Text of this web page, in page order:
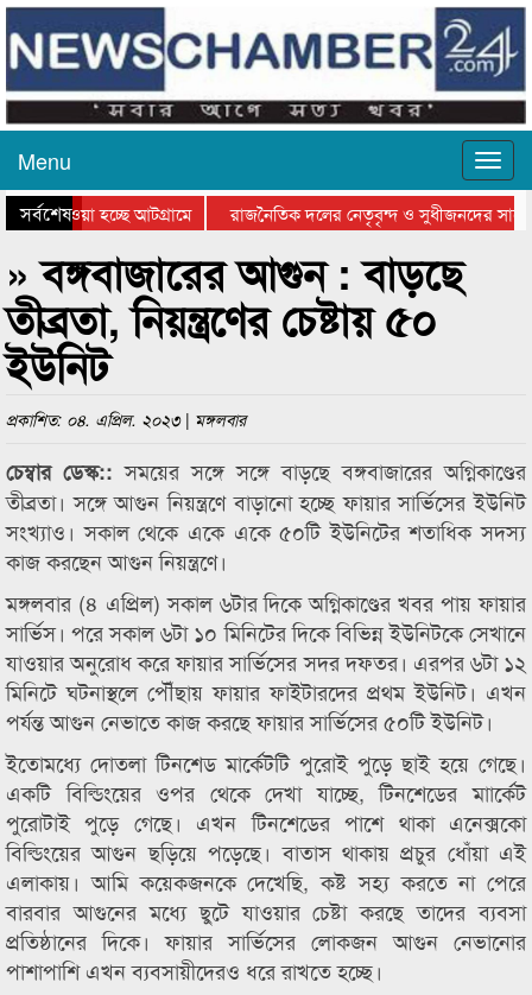
Menu
সর্বশেষ
যাওয়া হচ্ছে আটগ্রামে
রাজনৈতিক দলের নেতৃবৃন্দ ও সুধীজনদের সাথে
» বঙ্গবাজারের আগুন : বাড়ছে
তীব্রতা, নিয়ন্ত্রণের চেষ্টায় ৫০
ইউনিট
প্রকাশিত: ০৪. এপ্রিল. ২০২৩ | মঙ্গলবার
চেম্বার ডেস্ক::সময়ের সঙ্গে সঙ্গে বাড়ছে বঙ্গবাজারের অগ্নিকাণ্ডের
তীব্রতা। সঙ্গে আগুন নিয়ন্ত্রণে বাড়ানো হচ্ছে ফায়ার সার্ভিসের ইউনিট
সংখ্যাও। সকাল থেকে একে একে ৫০টি ইউনিটের শতাধিক সদস্য
কাজ করছেন আগুন নিয়ন্ত্রণে।
মঙ্গলবার (৪ এপ্রিল) সকাল ৬টার দিকে অগ্নিকাণ্ডের খবর পায় ফায়ার
সার্ভিস। পরে সকাল ৬টা ১০ মিনিটের দিকে বিভিন্ন ইউনিটকে সেখানে
যাওয়ার অনুরোধ করে ফায়ার সার্ভিসের সদর দফতর। এরপর ৬টা ১২
মিনিটে ঘটনাস্থলে পৌঁছায় ফায়ার ফাইটারদের প্রথম ইউনিট। এখন
পর্যন্ত আগুন নেভাতে কাজ করছে ফায়ার সার্ভিসের ৫০টি ইউনিট।
ইতোমধ্যে দোতলা টিনশেড মার্কেটটি পুরোই পুড়ে ছাই হয়ে গেছে।
একটি বিল্ডিংয়ের ওপর থেকে দেখা যাচ্ছে, টিনশেডের মাার্কেট
পুরোটাই পুড়ে গেছে। এখন টিনশেডের পাশে থাকা এনেক্সকো
বিল্ডিংয়ের আগুন ছড়িয়ে পড়েছে। বাতাস থাকায় প্রচুর ধোঁয়া এই
এলাকায়। আমি কয়েকজনকে দেখেছি, কষ্ট সহ্য করতে না পেরে
বারবার আগুনের মধ্যে ছুটে যাওয়ার চেষ্টা করছে তাদের ব্যবসা
প্রতিষ্ঠানের দিকে। ফায়ার সার্ভিসের লোকজন আগুন নেভানোর
পাশাপাশি এখন ব্যবসায়ীদেরও ধরে রাখতে হচ্ছে।